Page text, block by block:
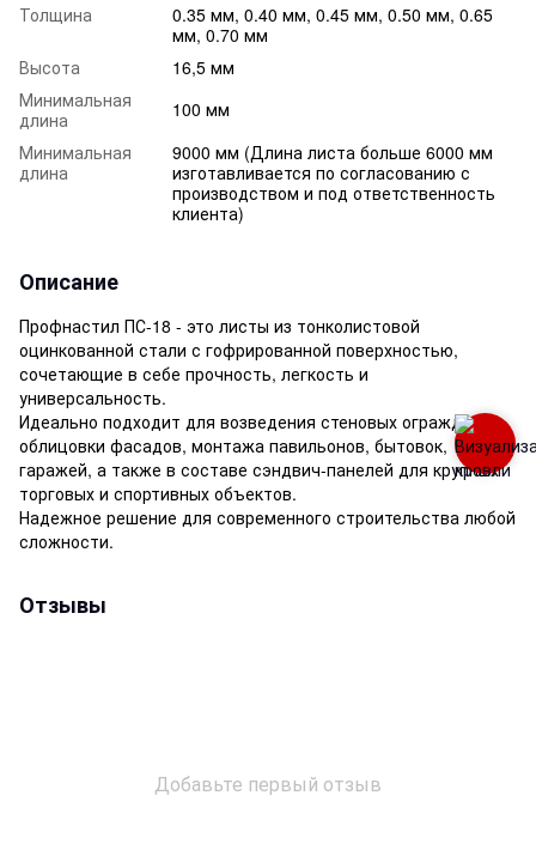
Толщина
0.35 мм, 0.40 мм, 0.45 мм, 0.50 мм, 0.65
мм, 0.70 мм
Высота
16,5 мм
Минимальная
длина
100 мм
Минимальная
длина
9000 мм (Длина листа больше 6000 мм
изготавливается по согласованию с
производством и под ответственность
клиента)
Описание
Профнастил ПС-18 - это листы из тонколистовой
оцинкованной стали с гофрированной поверхностью,
сочетающие в себе прочность, легкость и
универсальность.
Идеально подходит для возведения стеновых ограждений,
облицовки фасадов, монтажа павильонов, бытовок,
гаражей, а также в составе сэндвич-панелей для крупных
торговых и спортивных объектов.
Надежное решение для современного строительства любой
сложности.
Отзывы
Добавьте первый отзыв